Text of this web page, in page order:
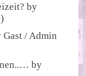
by
Gast / Admin
by